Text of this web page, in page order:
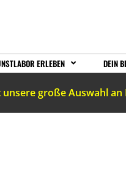
ERLEBEN DEIN
unsere große Auswahl